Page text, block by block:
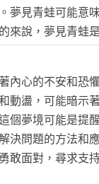
夢見青蛙可能意
來說，夢見青蛙
內心的不安和恐
動盪，可能暗示
個夢境可能是提
決問題的方法和
敢面對，尋求支